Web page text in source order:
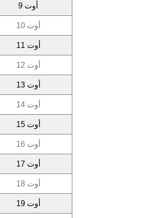
أوت 9
أوت 10
أوت 11
أوت 12
أوت 13
أوت 14
أوت 15
أوت 16
أوت 17
أوت 18
أوت 19